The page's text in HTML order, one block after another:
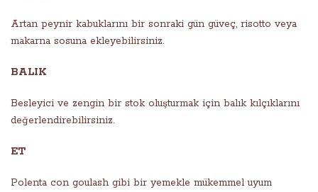
Artan peynir kabuklarını bir sonraki gün güveç, risotto veya
makarna sosuna ekleyebilirsiniz.
BALIK
Besleyici ve zengin bir stok oluşturmak için balık kılçıklarını
değerlendirebilirsiniz.
ET
Polenta con goulash gibi bir yemekle mükemmel uyum